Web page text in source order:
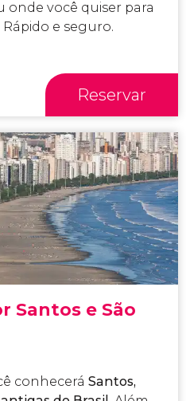
você quiser para
e seguro.
Reservar
Santos e São
conhecerá Santos,